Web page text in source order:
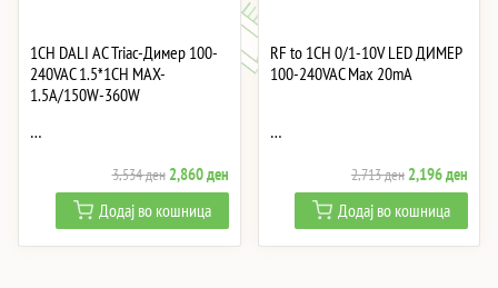
1CH DALI AC Triac-Димер 100-
240VAC 1.5*1CH MAX-
1.5A/150W-360W
…
3,534ден Original
price
was:
3,534 ден.
2,860денCurrent
price
is:
2,860 ден.
Додај во кошница
RF to 1CH 0/1-10V LED ДИМЕР
100-240VAC Max 20mA
…
2,713ден Original
price
was:
2,713 ден.
2,196ден
price
is:
Додај во кошница